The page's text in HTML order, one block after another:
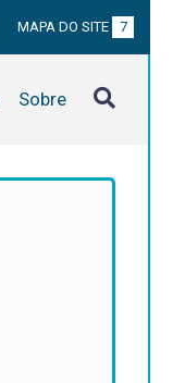
MAPA DO SITE 7
Sobre